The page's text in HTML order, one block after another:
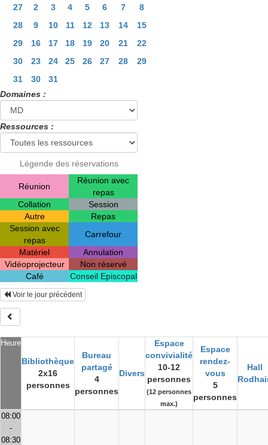
27
2 3 4 5 6 7
8
28
9 10 11 12 13 14
15
29
16 17 18 19 20 21
22
30
23 24 25 26 27 28
29
31
30
31
Domaines :
Ressources :
Légende des réservations
Réunion
Réunion avec
repas
Collation
Session
Autre
Repas
Session avec
repas
Carrefour
Matériel
Annulation
Vidéoprojecteur
Non réservé
Café
Conseil Episcopal
Heure
Bibliothèque
2x16
personnes
Bureau
partagé
4
personnes
Divers
Espace
convivialité
10-12
personnes
(12 personnes
max.)
Espace
rendez-
vous
5
personnes
Hall
Voir le jour précédent
08:00
-
08:30